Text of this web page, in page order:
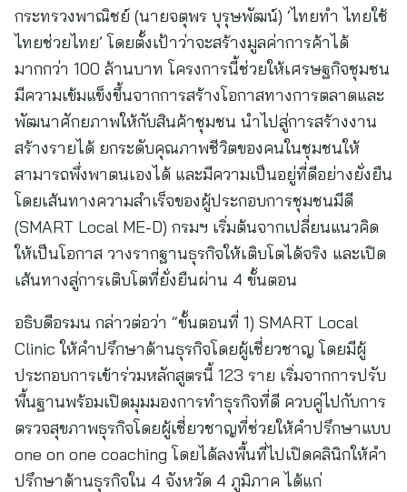
กระทรวงพาณิชย์ (นายจตุพร บุรุษพัฒน์) ‘ไทยทำ ไทยใช้
ไทยช่วยไทย’ โดยตั้งเป้าว่าจะสร้างมูลค่าการค้าได้
มากกว่า 100 ล้านบาท โครงการนี้ช่วยให้เศรษฐกิจชุมชน
มีความเข้มแข็งขึ้นจากการสร้างโอกาสทางการตลาดและ
พัฒนาศักยภาพให้กับสินค้าชุมชน นำไปสู่การสร้างงาน
สร้างรายได้ ยกระดับคุณภาพชีวิตของคนในชุมชนให้
สามารถพึ่งพาตนเองได้ และมีความเป็นอยู่ที่ดีอย่างยั่งยืน
โดยเส้นทางความสำเร็จของผู้ประกอบการชุมชนมีดี
(SMART Local ME-D) กรมฯ เริ่มต้นจากเปลี่ยนแนวคิด
ให้เป็นโอกาส วางรากฐานธุรกิจให้เติบโตได้จริง และเปิด
เส้นทางสู่การเติบโตที่ยั่งยืนผ่าน 4 ขั้นตอน
อธิบดีอรมน กล่าวต่อว่า “ขั้นตอนที่ 1) SMART Local
Clinic ให้คำปรึกษาด้านธุรกิจโดยผู้เชี่ยวชาญ โดยมีผู้
ประกอบการเข้าร่วมหลักสูตรนี้ 123 ราย เริ่มจากการปรับ
พื้นฐานพร้อมเปิดมุมมองการทำธุรกิจที่ดี ควบคู่ไปกับการ
ตรวจสุขภาพธุรกิจโดยผู้เชี่ยวชาญที่ช่วยให้คำปรึกษาแบบ
one on one coaching โดยได้ลงพื้นที่ไปเปิดคลินิกให้คำ
ปรึกษาด้านธุรกิจใน 4 จังหวัด 4 ภูมิภาค ได้แก่